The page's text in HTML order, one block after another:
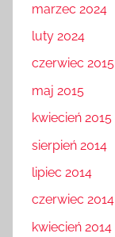
marzec 2024
luty 2024
czerwiec 2015
maj 2015
kwiecień 2015
sierpień 2014
lipiec 2014
czerwiec 2014
kwiecień 2014